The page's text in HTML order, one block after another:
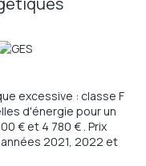
vigneron de
dans un
et découvrir tout le
excessive : classe F
d'énergie pour un
€ et 4 780 € . Prix
2021, 2022 et